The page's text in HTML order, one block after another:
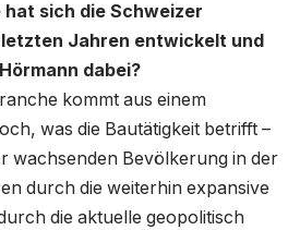
hat sich die Schweizer
Jahren entwickelt und
dabei?
kommt aus einem
was die Bautätigkeit betrifft –
wachsenden Bevölkerung in der
durch die weiterhin expansive
die aktuelle geopolitisch